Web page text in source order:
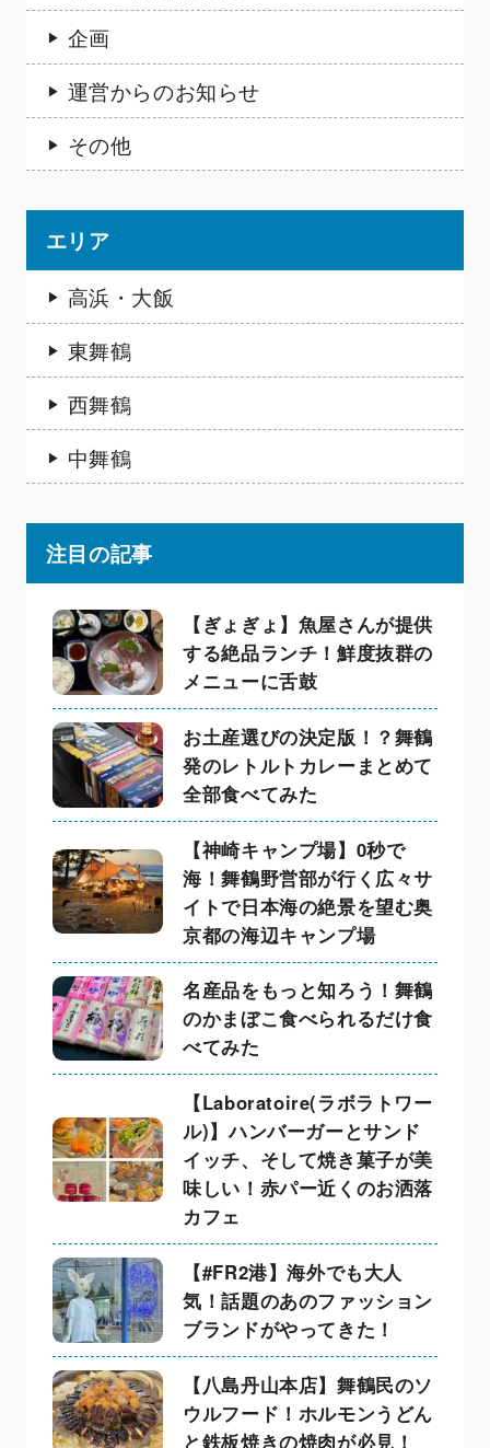
企画
運営からのお知らせ
その他
エリア
高浜・大飯
東舞鶴
西舞鶴
中舞鶴
注目の記事
【ぎょぎょ】魚屋さんが提供
する絶品ランチ！鮮度抜群の
メニューに舌鼓
お土産選びの決定版！？舞鶴
発のレトルトカレーまとめて
全部食べてみた
【神崎キャンプ場】0秒で
海！舞鶴野営部が行く広々サ
イトで日本海の絶景を望む奥
京都の海辺キャンプ場
名産品をもっと知ろう！舞鶴
のかまぼこ食べられるだけ食
べてみた
【Laboratoire(ラボラトワー
ル)】ハンバーガーとサンド
イッチ、そして焼き菓子が美
味しい！赤パー近くのお洒落
カフェ
【#FR2港】海外でも大人
気！話題のあのファッション
ブランドがやってきた！
【八島丹山本店】舞鶴民のソ
ウルフード！ホルモンうどん
と鉄板焼きの焼肉が必見！